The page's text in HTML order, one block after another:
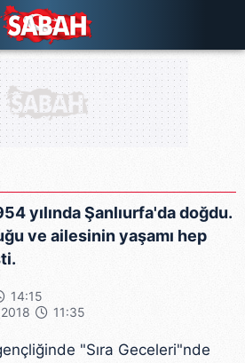
yılında Şanlıurfa'da doğdu.
ve ailesinin yaşamı hep
14:15
11:35
"Sıra Geceleri"nde